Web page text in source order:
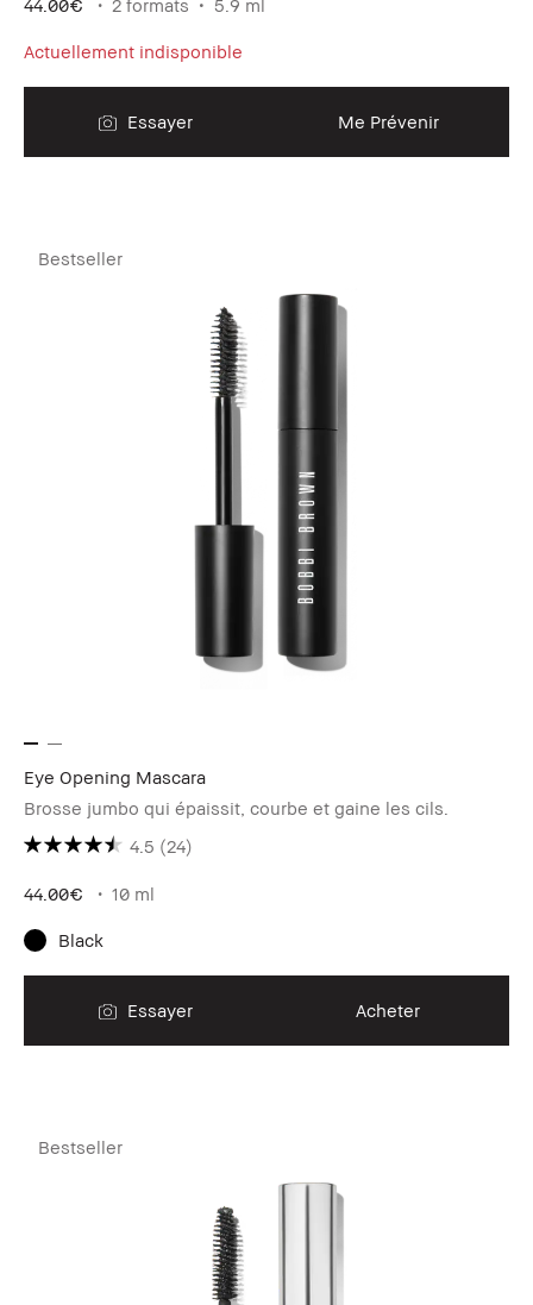
44.00€ 2 formats 5.9 ml
Actuellement indisponible
Essayer Me Prévenir
Bestseller
Eye Opening Mascara
Brosse jumbo qui épaissit, courbe et gaine les cils.
4.5 (24)
44.00€ 10 ml
Black
Essayer Acheter
Bestseller